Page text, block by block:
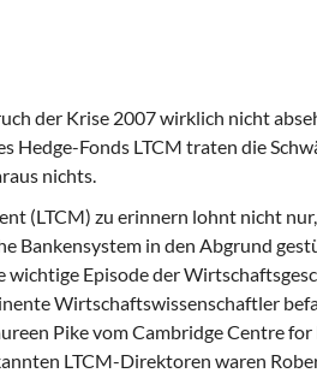
der Krise 2007 wirklich nicht
Hedge-Fonds LTCM traten die
nichts.
(LTCM) zu erinnern lohnt nicht
Bankensystem in den Abgrund
wichtige Episode der
Wirtschaftswissenschaftler
Pike vom Cambridge Centre for
LTCM-Direktoren waren